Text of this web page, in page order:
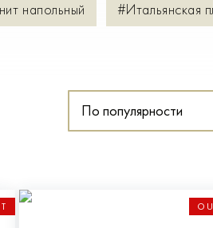
напольный #Итальянская
По популярности